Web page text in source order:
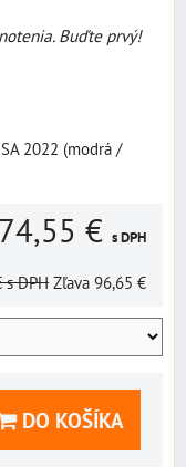
Buďte prvý!
2022 (modrá /
74,55 € s DPH
s DPH Zľava 96,65 €
DO KOŠÍKA